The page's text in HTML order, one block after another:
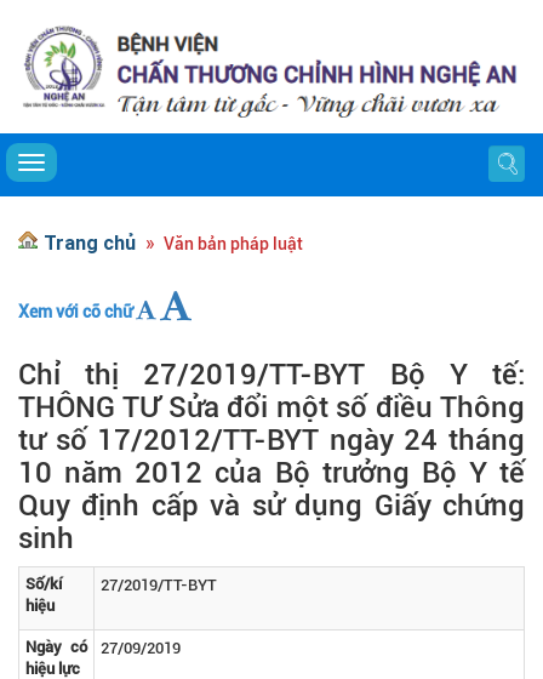
Toggle navigation
Trang chủ Văn bản pháp luật
Xem với cỡ chữ
Chỉ thị 27/2019/TT-BYT Bộ Y tế:
THÔNG TƯ Sửa đổi một số điều Thông
tư số 17/2012/TT-BYT ngày 24 tháng
10 năm 2012 của Bộ trưởng Bộ Y tế
Quy định cấp và sử dụng Giấy chứng
sinh
Số/kí
hiệu
27/2019/TT-BYT
Ngày có
hiệu lực
27/09/2019